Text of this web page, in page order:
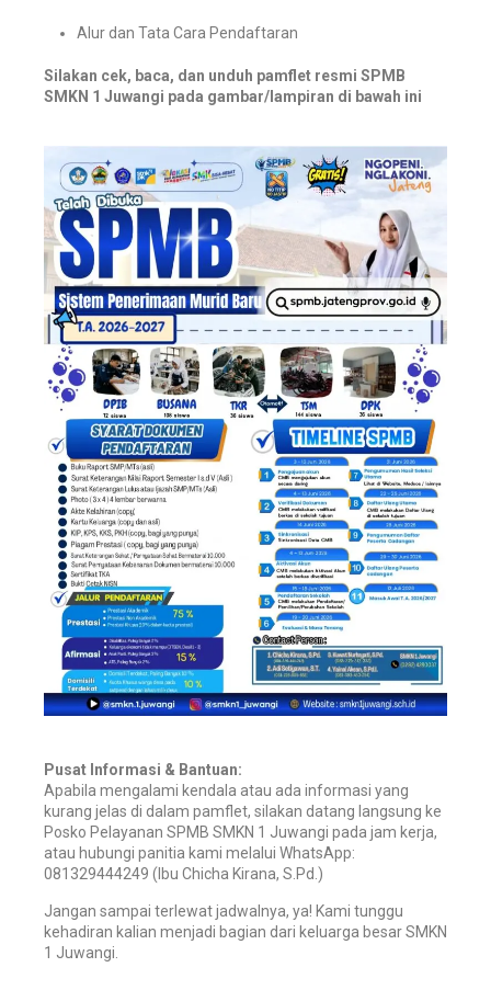
Alur dan Tata Cara Pendaftaran
Silakan cek, baca, dan unduh pamflet resmi SPMB
SMKN 1 Juwangi pada gambar/lampiran di bawah ini
Pusat Informasi & Bantuan:
Apabila mengalami kendala atau ada informasi yang
kurang jelas di dalam pamflet, silakan datang langsung ke
Posko Pelayanan SPMB SMKN 1 Juwangi pada jam kerja,
atau hubungi panitia kami melalui WhatsApp:
081329444249 (Ibu Chicha Kirana, S.Pd.)
Jangan sampai terlewat jadwalnya, ya! Kami tunggu
kehadiran kalian menjadi bagian dari keluarga besar SMKN
1 Juwangi.